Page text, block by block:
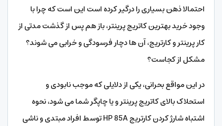
احتمالا ذهن بسیاری را درگیر کرده است این است که چرا با
وجود خرید بهترین کاتریج پرینتر، باز هم پس از گذشت مدتی از
کار پرینتر و کارتریج، آن ها دچار فرسودگی و خرابی می شوند؟
مشکل از کجاست؟
در این مواقع بحرانی، یکی از دلایلی که موجب نابودی و
استحلاک بالای کاتریج پرینتر و یا چاپگر شما می شود، نحوه
اشتباه شارژ کردن کارتریج HP 85A توسط افراد مبتدی و ناشی